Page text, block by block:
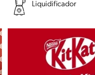
Liquidificador